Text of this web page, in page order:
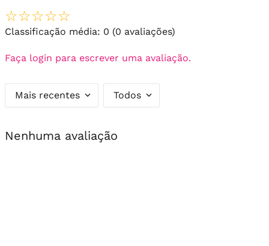
☆☆☆☆☆
Classificação média: 0 (0 avaliações)
Faça login para escrever uma avaliação.
Mais recentes Todos
Nenhuma avaliação